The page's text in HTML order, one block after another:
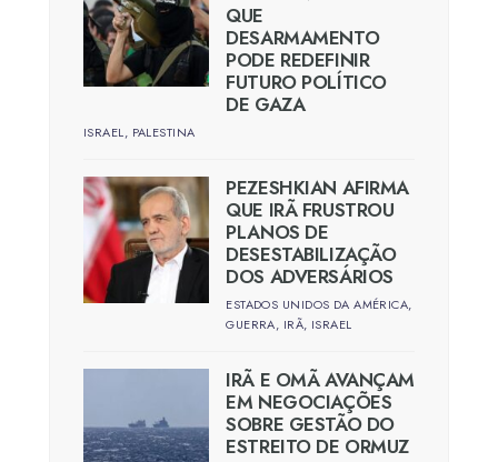
QUE
DESARMAMENTO
PODE REDEFINIR
FUTURO POLÍTICO
DE GAZA
ISRAEL, PALESTINA
PEZESHKIAN AFIRMA
QUE IRÃ FRUSTROU
PLANOS DE
DESESTABILIZAÇÃO
DOS ADVERSÁRIOS
ESTADOS UNIDOS DA AMÉRICA,
GUERRA, IRÃ, ISRAEL
IRÃ E OMÃ AVANÇAM
EM NEGOCIAÇÕES
SOBRE GESTÃO DO
ESTREITO DE ORMUZ